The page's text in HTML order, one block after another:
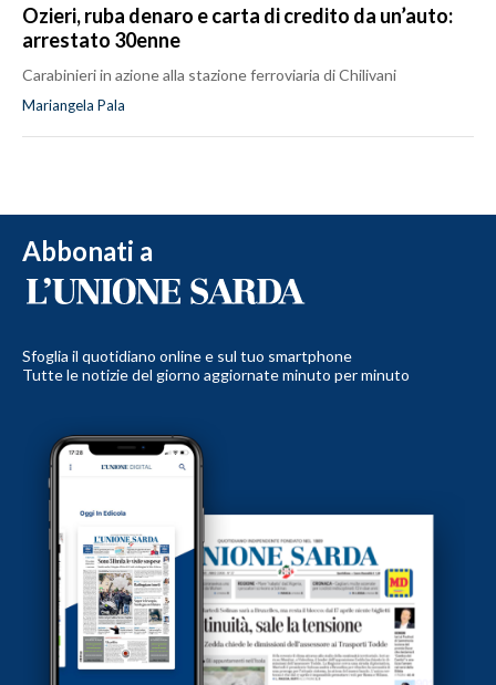
Ozieri, ruba denaro e carta di credito da un’auto:
arrestato 30enne
Carabinieri in azione alla stazione ferroviaria di Chilivani
Mariangela Pala
Abbonati a
Sfoglia il quotidiano online e sul tuo smartphone
Tutte le notizie del giorno aggiornate minuto per minuto